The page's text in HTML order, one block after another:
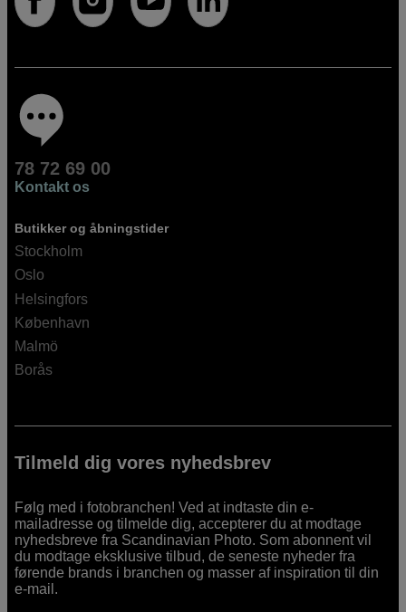
78 72 69 00
Kontakt os
Butikker og åbningstider
Stockholm
Oslo
Helsingfors
København
Malmö
Borås
Tilmeld dig vores nyhedsbrev
Følg med i fotobranchen! Ved at indtaste din e-
mailadresse og tilmelde dig, accepterer du at modtage
nyhedsbreve fra Scandinavian Photo. Som abonnent vil
du modtage eksklusive tilbud, de seneste nyheder fra
førende brands i branchen og masser af inspiration til din
e-mail.